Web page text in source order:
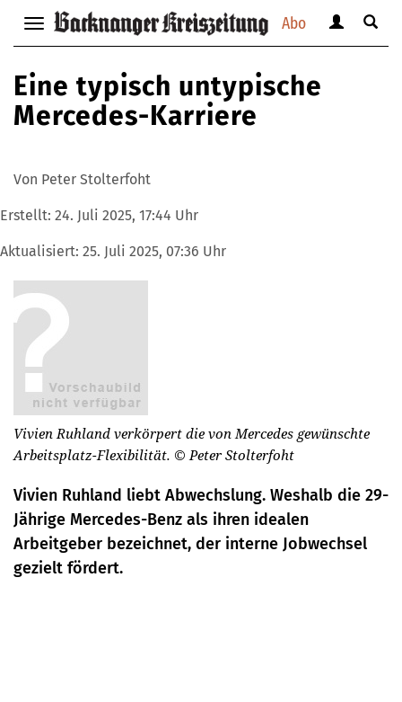
Abo
Navigation
anzeigen
bzw.
verbergen
anzeigen
Suche
Eine typisch untypische
Mercedes-Karriere
Von Peter Stolterfoht
Erstellt: 24. Juli 2025, 17:44 Uhr
Aktualisiert: 25. Juli 2025, 07:36 Uhr
Vivien Ruhland verkörpert die von Mercedes gewünschte
Arbeitsplatz-Flexibilität. © Peter Stolterfoht
Vivien Ruhland liebt Abwechslung. Weshalb die 29-
Jährige Mercedes-Benz als ihren idealen
Arbeitgeber bezeichnet, der interne Jobwechsel
gezielt fördert.